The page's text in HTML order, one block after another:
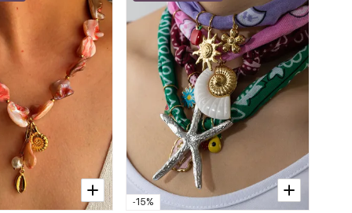
-15%